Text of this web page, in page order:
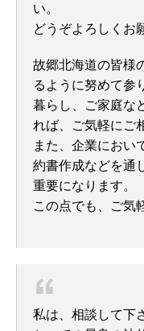
い。
どうぞよろしくお
故郷北海道の皆様
るように努めて参
暮らし、ご家庭な
れば、ご気軽にご
また、企業におい
約書作成などを通
重要になります。
この点でも、ご気
私は、相談して下